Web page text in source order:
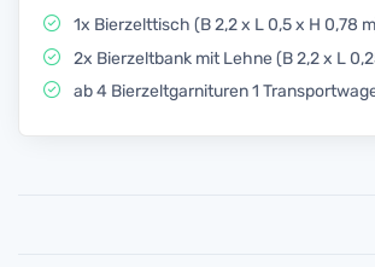
1x Bierzelttisch (B 2,2 x L 0,5 x H 0,78
2x Bierzeltbank mit Lehne (B 2,2 x L
ab 4 Bierzeltgarnituren 1